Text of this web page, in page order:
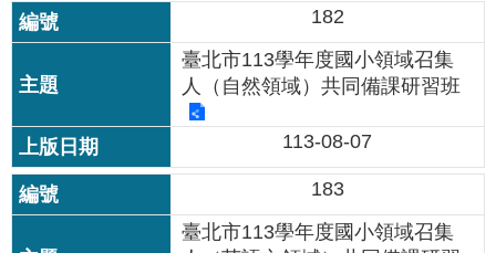
研
習
修
教
師
諮
商
輔
182
臺北市113學年度國小領域召集
人（自然領域）共同備課研習班
113-08-07
183
臺北市113學年度國小領域召集